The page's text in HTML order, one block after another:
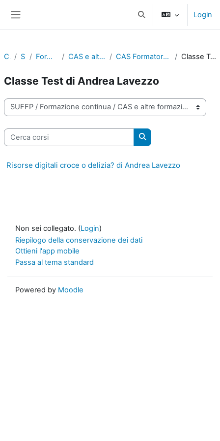
Attiva/disattiva input di
Login
Corsi SUFFP Formazione continua CAS e altre formazioni certificate CAS Formatore/Formatrice digitale - Classi test Classe Test di Andrea Lavezzo
Classe Test di Andrea Lavezzo
Categorie di corso
Cerca corsi
Cerca corsi
Risorse digitali croce o delizia? di Andrea Lavezzo
Non sei collegato. (Login)
Riepilogo della conservazione dei dati
Ottieni l'app mobile
Passa al tema standard
Powered by Moodle